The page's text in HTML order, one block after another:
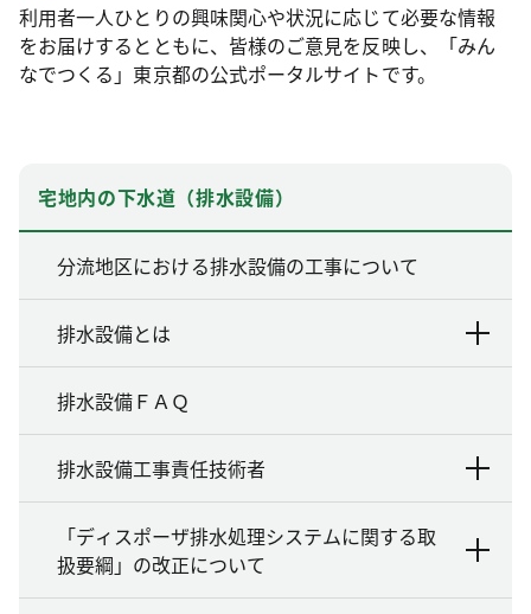
利用者一人ひとりの興味関心や状況に応じて必要な情報
をお届けするとともに、皆様のご意見を反映し、「みん
なでつくる」東京都の公式ポータルサイトです。
宅地内の下水道（排水設備）
分流地区における排水設備の工事について
排水設備とは
排水設備ＦＡＱ
排水設備工事責任技術者
「ディスポーザ排水処理システムに関する取
扱要綱」の改正について